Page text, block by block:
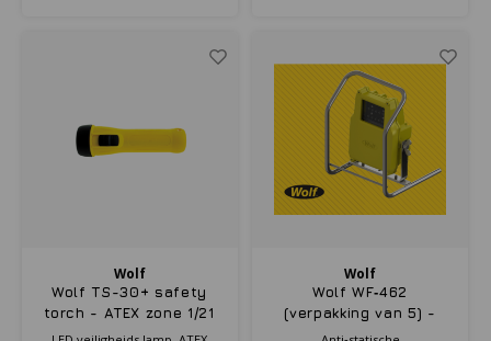
Wolf
Wolf TS-30+ safety
torch - ATEX zone 1/21
Wolf
Wolf WF‑462
(verpakking van 5) -
Bescherming Cover Kit